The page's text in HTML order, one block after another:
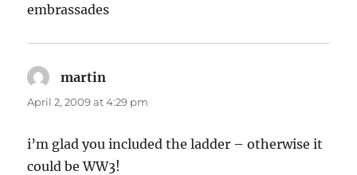
embrassades
martin
April 2, 2009 at 4:29 pm
i’m glad you included the ladder – otherwise it
could be WW3!